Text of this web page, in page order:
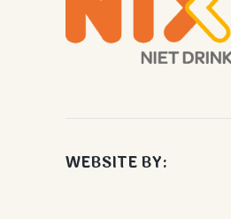
WEBSITE BY: